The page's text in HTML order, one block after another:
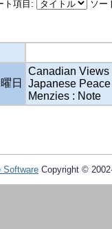
ト項目: ソー
日
Canadian Views
Japanese
Menzies : Note
Software Copyright ©